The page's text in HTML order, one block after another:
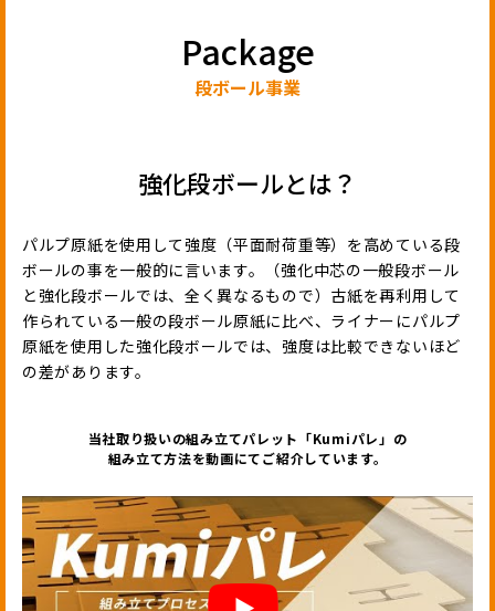
Package
段ボール事業
強化段ボールとは？
パルプ原紙を使用して強度（平面耐荷重等）を高めている段
ボールの事を一般的に言います。（強化中芯の一般段ボール
と強化段ボールでは、全く異なるもので）古紙を再利用して
作られている一般の段ボール原紙に比べ、ライナーにパルプ
原紙を使用した強化段ボールでは、強度は比較できないほど
の差があります。
当社取り扱いの組み立てパレット「Kumiパレ」の
組み立て方法を動画にてご紹介しています。